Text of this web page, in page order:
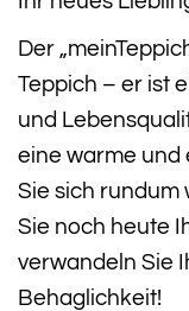
Der
Teppich – er ist
und
eine warme und
Sie sich rundum
Sie noch heute
verwandeln Sie
Behaglichkeit!